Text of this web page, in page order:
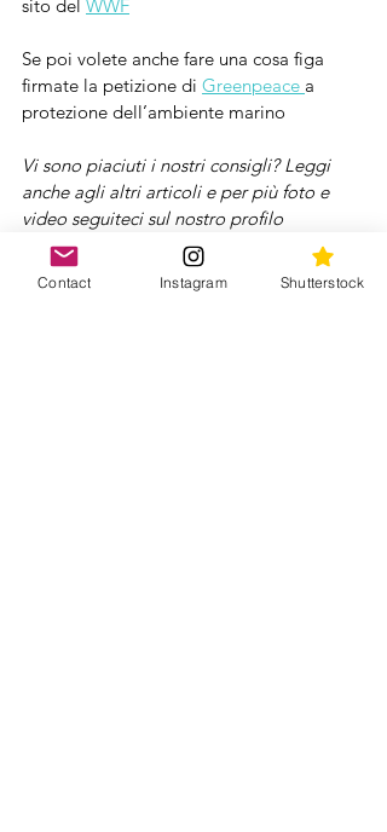
sito del WWF
Se poi volete anche fare una cosa figa
firmate la petizione di Greenpeace a
protezione dell’ambiente marino
Vi sono piaciuti i nostri consigli? Leggi
anche agli altri articoli e per più foto e
video seguiteci sul nostro profilo
Instagram
Contact Instagram Shutterstock